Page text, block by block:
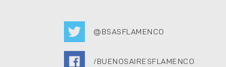
@BSASFLAMENCO
/BUENOSAIRESFLAMENCO